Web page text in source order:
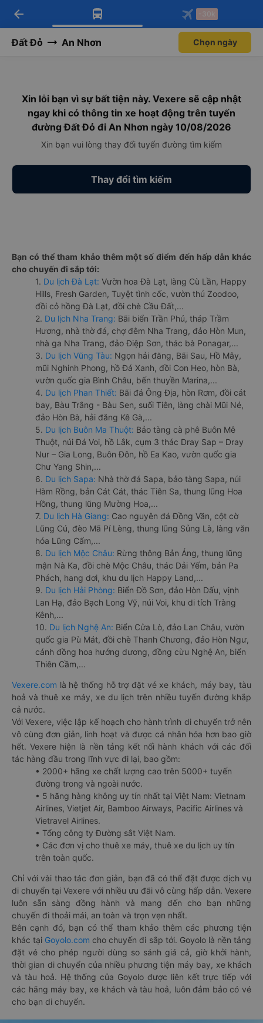
Tải app Vexere ngay!
Nhận ưu đãi thành viên độc
Mở app
Tải app Vexere
-30k/ghế khi đặt vé máy bay qua
Mở app
arrow_back -30k
Đất Đỏ An Nhơn Chọn ngày
Xin lỗi bạn vì sự bất tiện này. Vexere sẽ cập nhật
ngay khi có thông tin xe hoạt động trên tuyến
đường Đất Đỏ đi An Nhơn ngày 10/08/2026
Xin bạn vui lòng thay đổi tuyến đường tìm kiếm
Thay đổi tìm kiếm
Bạn có thể tham khảo thêm một số điểm đến hấp dẫn khác
cho chuyến đi sắp tới:
1. Du lịch Đà Lạt: Vườn hoa Đà Lạt, làng Cù Lần, Happy
Hills, Fresh Garden, Tuyệt tình cốc, vườn thú Zoodoo,
đồi cỏ hồng Đà Lạt, đồi chè Cầu Đất,...
2. Du lịch Nha Trang: Bãi biển Trần Phú, tháp Trầm
Hương, nhà thờ đá, chợ đêm Nha Trang, đảo Hòn Mun,
nhà ga Nha Trang, đảo Điệp Sơn, thác bà Ponagar,...
3. Du lịch Vũng Tàu: Ngọn hải đăng, Bãi Sau, Hồ Mây,
mũi Nghinh Phong, hồ Đá Xanh, đồi Con Heo, hòn Bà,
vườn quốc gia Bình Châu, bến thuyền Marina,...
4. Du lịch Phan Thiết: Bãi đá Ông Địa, hòn Rơm, đồi cát
bay, Bàu Trắng - Bàu Sen, suối Tiên, làng chài Mũi Né,
đảo Hòn Bà, hải đăng Kê Gà,...
5. Du lịch Buôn Ma Thuột: Bảo tàng cà phê Buôn Mê
Thuột, núi Đá Voi, hồ Lắk, cụm 3 thác Dray Sap – Dray
Nur – Gia Long, Buôn Đôn, hồ Ea Kao, vườn quốc gia
Chư Yang Shin,...
6. Du lịch Sapa: Nhà thờ đá Sapa, bảo tàng Sapa, núi
Hàm Rồng, bản Cát Cát, thác Tiên Sa, thung lũng Hoa
Hồng, thung lũng Mường Hoa,...
7. Du lịch Hà Giang: Cao nguyên đá Đồng Văn, cột cờ
Lũng Cú, đèo Mã Pí Lèng, thung lũng Sủng Là, làng văn
hóa Lũng Cẩm,...
8. Du lịch Mộc Châu: Rừng thông Bản Áng, thung lũng
mận Nà Ka, đồi chè Mộc Châu, thác Dải Yếm, bản Pa
Phách, hang dơi, khu du lịch Happy Land,...
9. Du lịch Hải Phòng: Biển Đồ Sơn, đảo Hòn Dấu, vịnh
Lan Hạ, đảo Bạch Long Vỹ, núi Voi, khu di tích Tràng
Kênh,...
10. Du lịch Nghệ An: Biển Cửa Lò, đảo Lan Châu, vườn
quốc gia Pù Mát, đồi chè Thanh Chương, đảo Hòn Ngư,
cánh đồng hoa hướng dương, đồng cừu Nghệ An, biển
Thiên Cầm,...
Vexere.com là hệ thống hỗ trợ đặt vé xe khách, máy bay, tàu
hoả và thuê xe máy, xe du lịch trên nhiều tuyến đường khắp
cả nước.
Với Vexere, việc lập kế hoạch cho hành trình di chuyển trở nên
vô cùng đơn giản, linh hoạt và được cá nhân hóa hơn bao giờ
hết. Vexere hiện là nền tảng kết nối hành khách với các đối
tác hàng đầu trong lĩnh vực đi lại, bao gồm:
• 2000+ hãng xe chất lượng cao trên 5000+ tuyến
đường trong và ngoài nước.
• 5 hãng hàng không uy tín nhất tại Việt Nam: Vietnam
Airlines, Vietjet Air, Bamboo Airways, Pacific Airlines và
Vietravel Airlines.
• Tổng công ty Đường sắt Việt Nam.
• Các đơn vị cho thuê xe máy, thuê xe du lịch uy tín
trên toàn quốc.
Chỉ với vài thao tác đơn giản, bạn đã có thể đặt được dịch vụ
di chuyển tại Vexere với nhiều ưu đãi vô cùng hấp dẫn. Vexere
luôn sẵn sàng đồng hành và mang đến cho bạn những
chuyến đi thoải mái, an toàn và trọn vẹn nhất.
Bên cạnh đó, bạn có thể tham khảo thêm các phương tiện
khác tại Goyolo.com cho chuyến đi sắp tới. Goyolo là nền tảng
đặt vé cho phép người dùng so sánh giá cả, giờ khởi hành,
thời gian di chuyển của nhiều phương tiện máy bay, xe khách
và tàu hoả. Hệ thống của Goyolo được liên kết trực tiếp với
các hãng máy bay, xe khách và tàu hoả, luôn đảm bảo có vé
cho bạn di chuyển.